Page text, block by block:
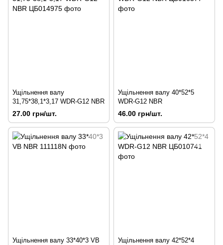
Ущільнення валу
31,75*38,1*3,17 WDR-G12 NBR
27.00 грн/шт.
Ущільнення валу 40*52*5
WDR-G12 NBR
46.00 грн/шт.
Ущільнення валу 33*40*3 VB
Ущільнення валу 42*52*4